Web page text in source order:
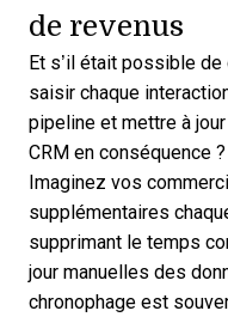
de revenus
Et s’il était possible
saisir chaque
pipeline et mettre à
CRM en conséquence ?
Imaginez vos
supplémentaires
supprimant le temps
jour manuelles des
chronophage est